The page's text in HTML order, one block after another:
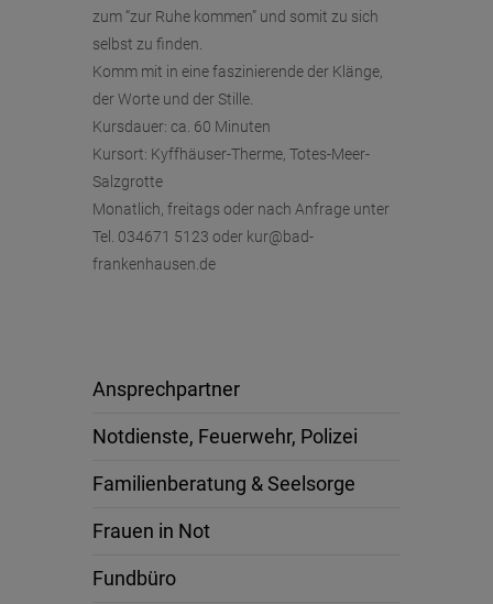
zum “zur Ruhe kommen” und somit zu sich
selbst zu finden.
Komm mit in eine faszinierende der Klänge,
der Worte und der Stille.
Kursdauer: ca. 60 Minuten
Kursort: Kyffhäuser-Therme, Totes-Meer-
Salzgrotte
Monatlich, freitags oder nach Anfrage unter
Tel. 034671 5123 oder kur@bad-
frankenhausen.de
Ansprechpartner
Notdienste, Feuerwehr, Polizei
Familienberatung & Seelsorge
Frauen in Not
Fundbüro